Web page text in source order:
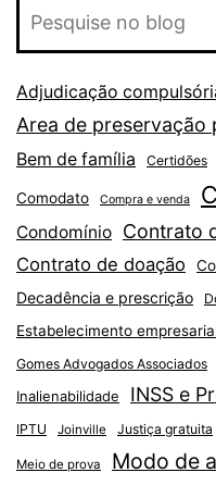
Adjudicação
Area de preservação
Bem de família Certidões
Comodato Compra e venda
Condomínio Contrato
Contrato de doação
Decadência e prescrição
Estabelecimento
Gomes Advogados Associados
Inalienabilidade INSS e
IPTU Joinville Justiça gratuita
Meio de prova Modo de